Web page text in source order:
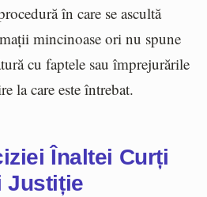
în care se ascultă
mincinoase ori nu spune
cu faptele sau împrejurările
la care este întrebat.
Înaltei Curți
Justiție